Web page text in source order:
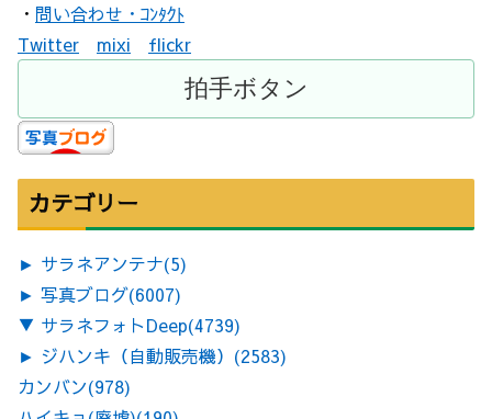
・ 問い合わせ・ｺﾝﾀｸﾄ
Twitter
mixi flickr
カテゴリー
► サラネアンテナ(5)
► 写真ブログ(6007)
▼ サラネフォトDeep(4739)
► ジハンキ（自動販売機） (2583)
カンバン(978)